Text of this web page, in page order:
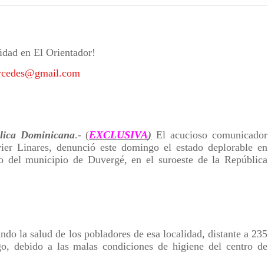
en El Orientador!
Dominicana.- (EXCLUSIVA) El acucioso comunicador
Linares, denunció este domingo el estado deplorable en
del municipio de Duvergé, en el suroeste de la República
la salud de los pobladores de esa localidad, distante a 235
debido a las malas condiciones de higiene del centro de